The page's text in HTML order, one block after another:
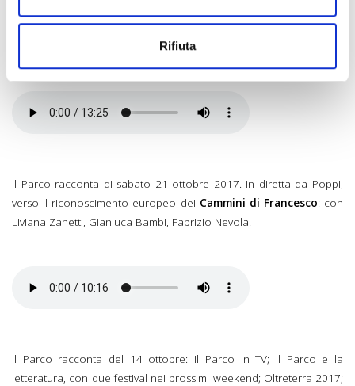
Rifiuta
Il Parco racconta di sabato 28 ottobre 2017. ICammini di
a Bibbiena, con intervista a Gabriele Locatelli; le news dai
territori del Parco.
Il Parco racconta di sabato 21 ottobre 2017. In diretta da Poppi,
verso il riconoscimento europeo dei Cammini di Francesco: con
Liviana Zanetti, Gianluca Bambi, Fabrizio Nevola.
Il Parco racconta del 14 ottobre: Il Parco in TV; il Parco e la
letteratura, con due festival nei prossimi weekend; Oltreterra 2017;